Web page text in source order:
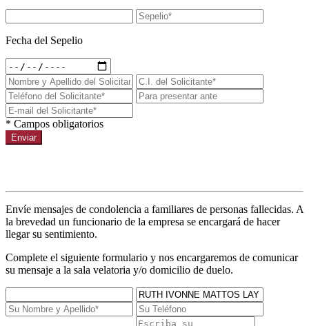
Fecha del Sepelio
* Campos obligatorios
Enviar
Envíe mensajes de condolencia a familiares de personas fallecidas. A
la brevedad un funcionario de la empresa se encargará de hacer
llegar su sentimiento.
Complete el siguiente formulario y nos encargaremos de comunicar
su mensaje a la sala velatoria y/o domicilio de duelo.